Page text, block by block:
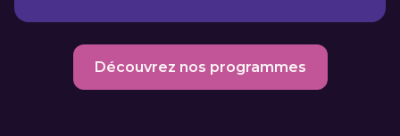
Découvrez nos programmes